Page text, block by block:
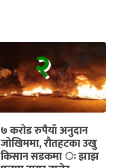
२
७ करोड रुपैयाँ अनुदान
जोखिममा, रौतहटका उखु
किसान सडकमा ः झाझ